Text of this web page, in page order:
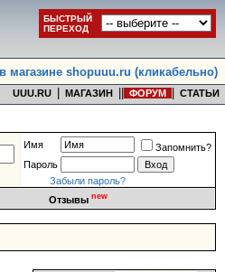
БЫСТРЫЙ
ПЕРЕХОД
магазине shopuuu.ru (кликабельно)
UUU.RU МАГАЗИН ФОРУМ СТАТЬИ
Имя
Запомнить?
Пароль
Забыли пароль?
Отзывы new